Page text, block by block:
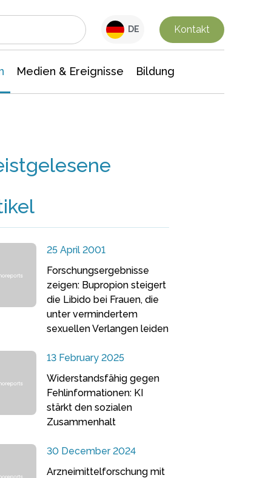
DE Kontakt
Medien & Ereignisse Bildung
25 April 2001
Forschungsergebnisse
zeigen: Bupropion steigert
die Libido bei Frauen, die
unter vermindertem
sexuellen Verlangen leiden
13 February 2025
Widerstandsfähig gegen
Fehlinformationen: KI
stärkt den sozialen
Zusammenhalt
30 December 2024
Arzneimittelforschung mit